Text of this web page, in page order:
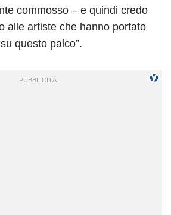
commosso – e quindi credo
alle artiste che hanno portato
questo palco”.